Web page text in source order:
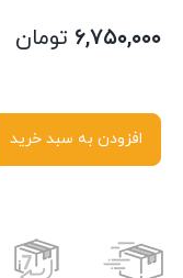
۶,۷۵۰,۰۰۰ تومان
افزودن به سبد خرید